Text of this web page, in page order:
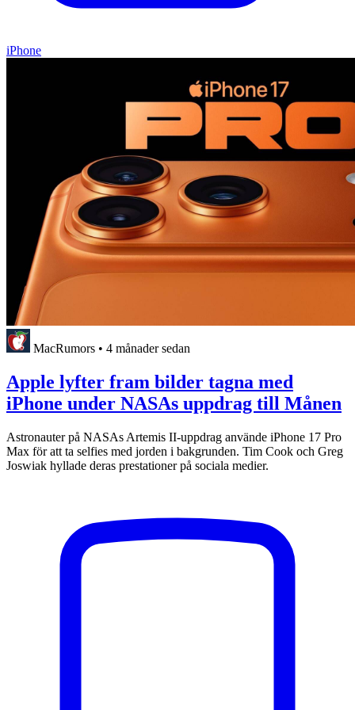
iPhone
MacRumors • 4 månader sedan
Apple lyfter fram bilder tagna med
iPhone under NASAs uppdrag till Månen
Astronauter på NASAs Artemis II-uppdrag använde iPhone 17 Pro
Max för att ta selfies med jorden i bakgrunden. Tim Cook och Greg
Joswiak hyllade deras prestationer på sociala medier.